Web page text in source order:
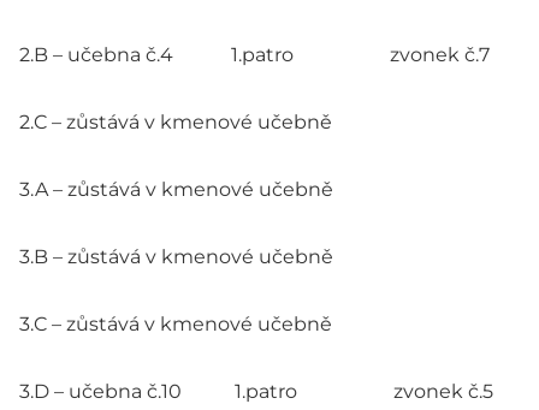
2.B – učebna č.4 1.patro zvonek č.7
2.C – zůstává v kmenové učebně
3.A – zůstává v kmenové učebně
3.B – zůstává v kmenové učebně
3.C – zůstává v kmenové učebně
3.D – učebna č.10 1.patro zvonek č.5